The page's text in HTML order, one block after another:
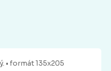
• formát 135x205